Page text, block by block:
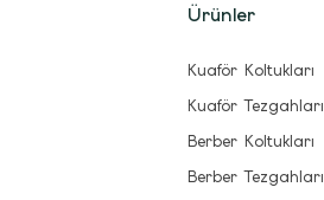
Ürünler
Kuaför Koltukları
Kuaför Tezgahları
Berber Koltukları
Berber Tezgahları